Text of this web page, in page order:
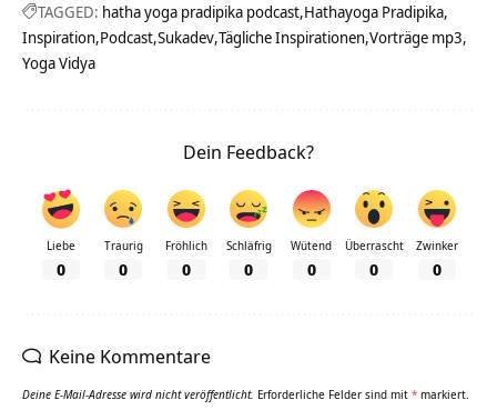
TAGGED: hatha yoga pradipika podcast Hathayoga Pradipika
Inspiration Podcast Sukadev Tägliche Inspirationen Vorträge mp3
Yoga Vidya
Dein Feedback?
Liebe
0
Traurig
0
Fröhlich
0
Schläfrig
0
Wütend
0
Überrascht
0
Zwinker
0
Keine Kommentare
Deine E-Mail-Adresse wird nicht veröffentlicht. Erforderliche Felder sind mit * markiert.